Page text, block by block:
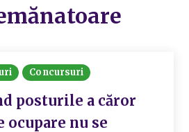
Concursuri
posturile a căror
ocupare nu se